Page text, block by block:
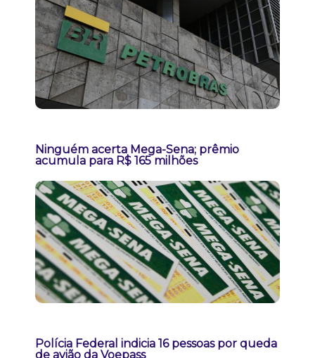
Ninguém acerta Mega-Sena; prêmio
acumula para R$ 165 milhões
Polícia Federal indicia 16 pessoas por queda
de avião da Voepass